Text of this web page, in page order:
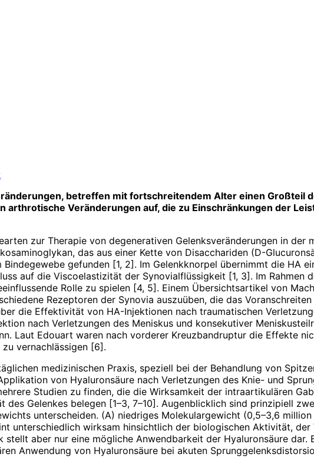
betreffen mit fortschreitendem Alter einen Großteil
arthrotische Veränderungen auf, die zu Einschränkungen der
zur Therapie von degenerativen Gelenksveränderungen in der
das aus einer Kette von Disacchariden (D-
gefunden [1, 2]. Im Gelenkknorpel übernimmt die HA
auf die Viscoelastizität der Synovialflüssigkeit [1, 3]. Im Rahmen
Rolle zu spielen [4, 5]. Einem Übersichtsartikel von
Rezeptoren der Synovia auszuüben, die das
die Effektivität von HA-Injektionen nach traumatischen
nach Verletzungen des Meniskus und konsekutiver
Laut Edouart waren nach vorderer Kreuzbandruptur die Effekte
vernachlässigen [6].
medizinischen Praxis, speziell bei der Behandlung von
von Hyaluronsäure nach Verletzungen des Knie- und
Studien zu finden, die die Wirksamkeit der intraartikulären
Gelenkes belegen [1–3, 7–10]. Augenblicklich sind prinzipiell
unterscheiden. (A) niedriges Molekulargewicht (0,5–3,6
unterschiedlich wirksam hinsichtlich der biologischen Aktivität, der
aber nur eine mögliche Anwendbarkeit der Hyaluronsäure
Anwendung von Hyaluronsäure bei akuten